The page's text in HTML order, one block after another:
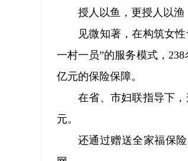
授人以鱼，更授人以
见微知著，在构筑女
一村一员”的服务模式，
亿元的保险保障。
在省、市妇联指导下
元。
还通过赠送全家福保